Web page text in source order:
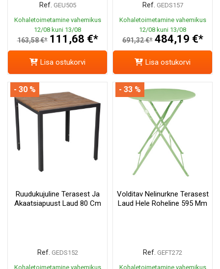
Ref. GEU505
Kohaletoimetamine vahemikus
12/08 kuni 13/08
163,58 €* 111,68 €*
Lisa ostukorvi
Ref. GEDS157
Kohaletoimetamine vahemikus
12/08 kuni 13/08
691,32 €* 484,19 €*
Lisa ostukorvi
Ruudukujuline Terasest Ja
Akaatsiapuust Laud 80 Cm
Ref. GEDS152
Kohaletoimetamine vahemikus
- 30 %
Volditav Nelinurkne Terasest
Laud Hele Roheline 595 Mm
Ref. GEFT272
Kohaletoimetamine vahemikus
- 33 %